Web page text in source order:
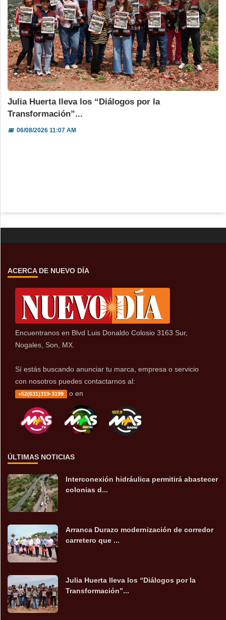
Julia Huerta lleva los “Diálogos por la
Transformación”...
📅06/08/2026 11:07 AM
ACERCA DE NUEVO DÍA
Encuentranos en Blvd Luis Donaldo Colosio 3163 Sur,
Nogales, Son, MX.
Sí estás buscando anunciar tu marca, empresa o servicio
con nosotros puedes contactarnos al:
+52(631)319-3199 o en
ÚLTIMAS NOTICIAS
Interconexión hidráulica permitirá abastecer
colonias d...
Arranca Durazo modernización de corredor
carretero que ...
Julia Huerta lleva los “Diálogos por la
Transformación”...